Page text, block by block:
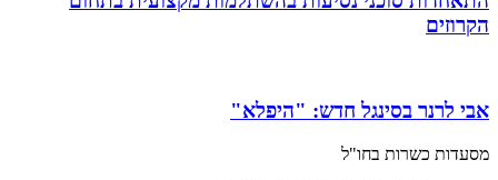
הקרוזים
אבי לרנר בסינגל חדש: "היפלא"
מסעדות כשרות בחו"ל